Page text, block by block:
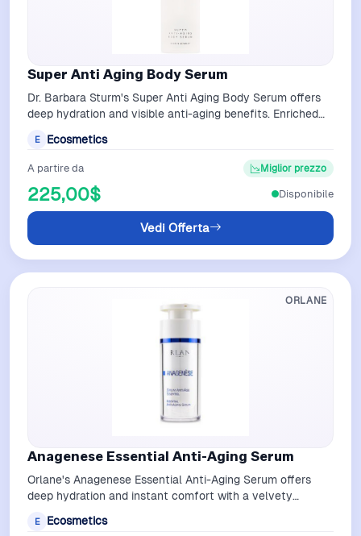
Super Anti Aging Body Serum
Dr. Barbara Sturm's Super Anti Aging Body Serum offers
deep hydration and visible anti-aging benefits. Enriched
E Ecosmetics
A partire da
225,00$
Miglior prezzo
Vedi Offerta
Disponibile
ORLANE
Anagenese Essential Anti-Aging Serum
Orlane's Anagenese Essential Anti-Aging Serum offers
deep hydration and instant comfort with a velvety
E Ecosmetics